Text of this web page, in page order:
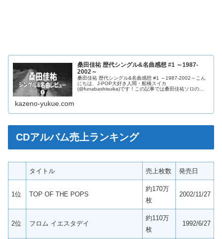
桑田佳祐 歴代シングル&名曲感想 #1 ～1987-
2002～
桑田佳祐 歴代シングル&名曲感想 #1 ～1987-2002～こん
にちは、J-POP大好き人間・船橋スイカ
(@funabashisuika)です！この記事では桑田佳祐ソロのシ
kazeno-yukue.com
CDアルバム売上ランキング
タイトル 売上枚数 発売日
1位 TOP OF THE POPS
約170万
枚
2002/11/27
2位 フロム イエスタデイ
約110万
枚
1992/6/27